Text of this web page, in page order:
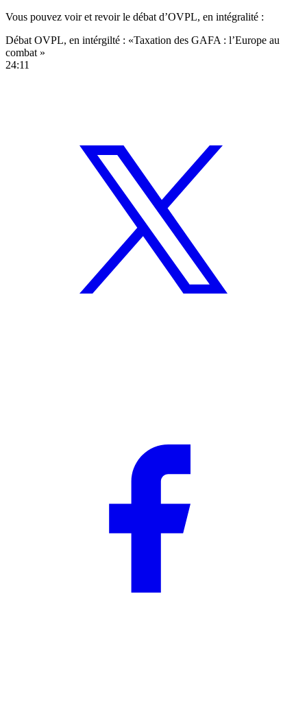
Vous pouvez voir et revoir le débat d’OVPL, en intégralité :
Débat OVPL, en intérgilté : «Taxation des GAFA : l’Europe au
combat »
24:11